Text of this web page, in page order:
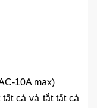
10A max)
cả và tắt tất cả